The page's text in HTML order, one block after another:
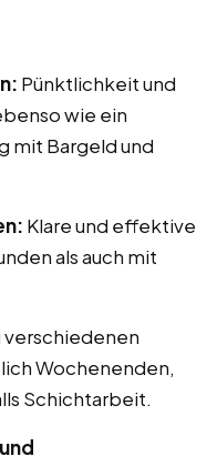
Pünktlichkeit und
wie ein
mit Bargeld und
Klare und effektive
als auch mit
Wochenenden,
Schichtarbeit.